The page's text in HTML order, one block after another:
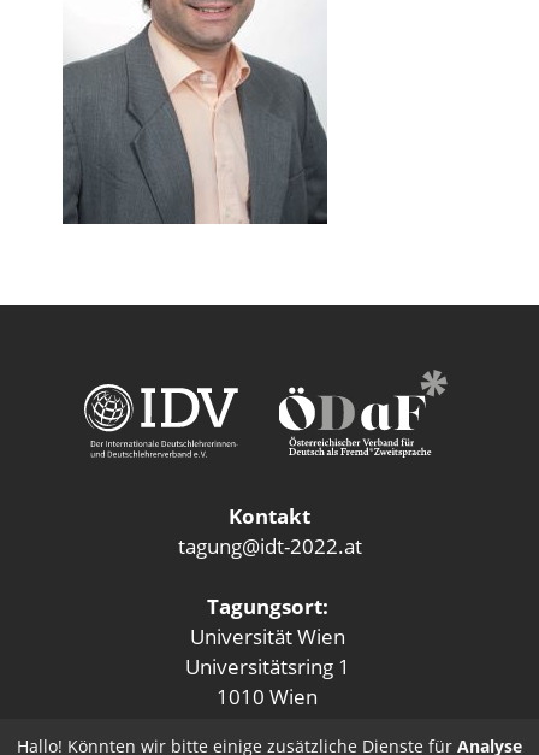
Kontakt
tagung@idt-2022.at
Tagungsort:
Universität Wien
Universitätsring 1
1010 Wien
Hallo! Könnten wir bitte einige zusätzliche Dienste für Analyse